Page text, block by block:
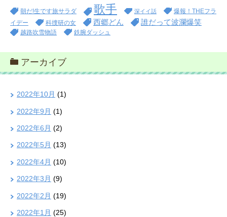
朝だ!生です旅サラダ 歌手 深イイ話
爆報！THEフラ
イデー
科捜研の女 西郷どん 誰だって波瀾爆笑
越路吹雪物語 鉄腕ダッシュ
アーカイブ
2022年10月 (1)
2022年9月 (1)
2022年6月 (2)
2022年5月 (13)
2022年4月 (10)
2022年3月 (9)
2022年2月 (19)
2022年1月 (25)